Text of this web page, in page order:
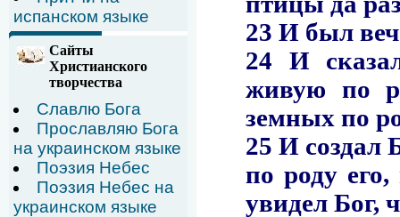
испанском языке
Сайты
Христианского
творчества
Славлю Бога
Прославляю Бога
на украинском языке
Поэзия Небес
Поэзия Небес на
украинском языке